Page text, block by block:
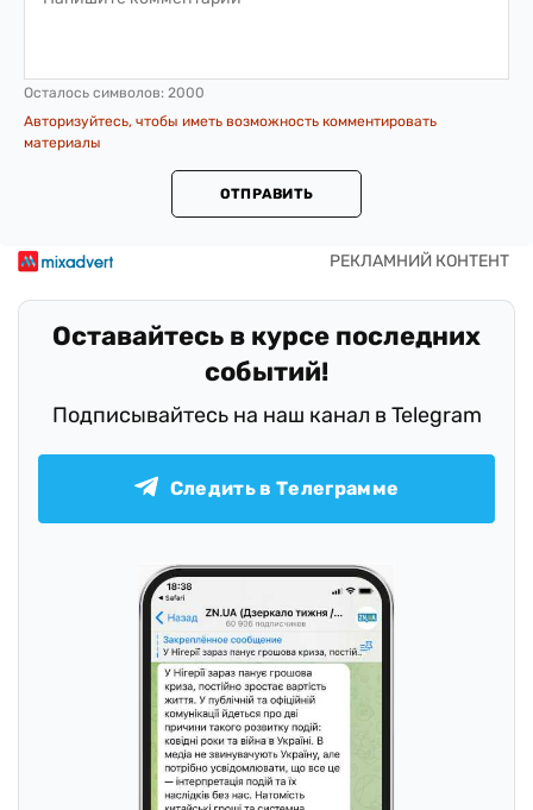
Осталось символов: 2000
Авторизуйтесь, чтобы иметь возможность комментировать
материалы
ОТПРАВИТЬ
Оставайтесь в курсе последних
событий!
Подписывайтесь на наш канал в Telegram
Следить в Телеграмме